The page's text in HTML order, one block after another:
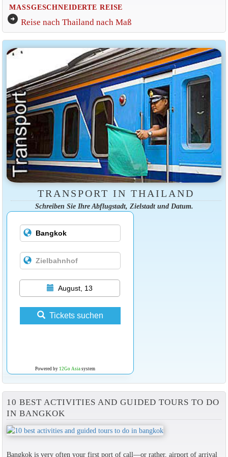
MASSGESCHNEIDERTE REISE
arrow_circle_right Reise nach Thailand nach Maß
TRANSPORT IN THAILAND
Schreiben Sie Ihre Abflugstadt, Zielstadt und Datum.
August, 13
Tickets suchen
Powered by 12Go Asiasystem
10 BEST ACTIVITIES AND GUIDED TOURS TO DO
IN BANGKOK
Bangkok is very often your first port of call—or rather, airport of arrival